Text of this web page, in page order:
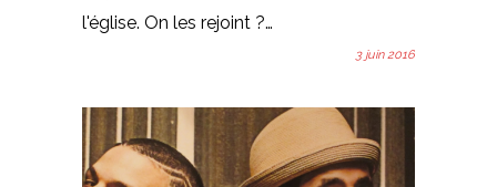
l'église. On les rejoint ?…
3 juin 2016